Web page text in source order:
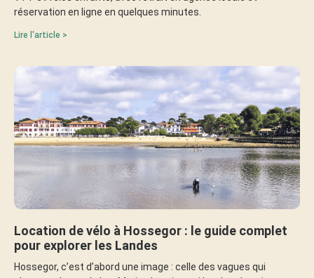
réservation en ligne en quelques minutes.
Lire l'article >
Location de vélo à Hossegor : le guide complet
pour explorer les Landes
Hossegor, c’est d’abord une image : celle des vagues qui